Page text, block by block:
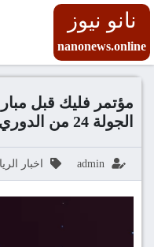
نانو نيوز
nanonews.online
مؤتمر فليك قبل
الجولة 24 من الدوري الإسباني 2025/2026
admin اخبار